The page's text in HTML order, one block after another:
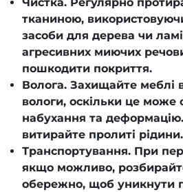
тканиною,
засоби для дерева чи
агресивних миючих
пошкодити покриття.
Волога. Захищайте меблі
вологи, оскільки це може
набухання та
витирайте пролиті рідини.
Транспортування. При
якщо можливо,
обережно, щоб уникнути